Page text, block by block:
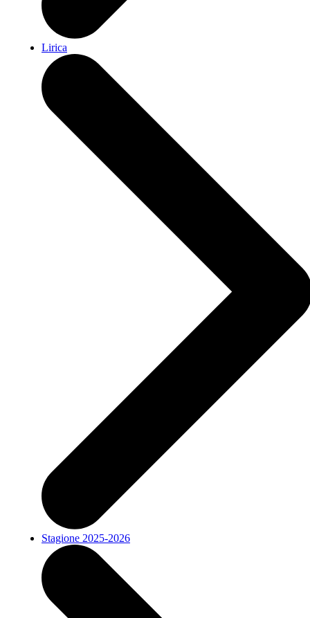
Lirica
Stagione 2025-2026